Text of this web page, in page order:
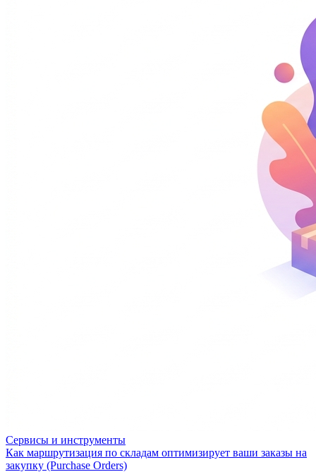
Сервисы и инструменты
Как маршрутизация по складам оптимизирует ваши заказы на
закупку (Purchase Orders)